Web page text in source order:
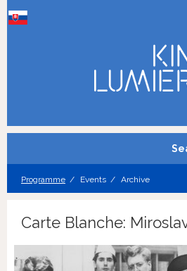
Programme Events Archive
Carte Blanche: